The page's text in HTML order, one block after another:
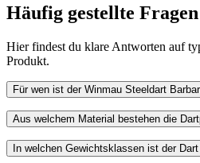
Häufig gestellte
Hier findest du klare Antworten auf
Produkt.
Für wen ist der Winmau Steeldart
Aus welchem Material bestehen die
In welchen Gewichtsklassen ist der